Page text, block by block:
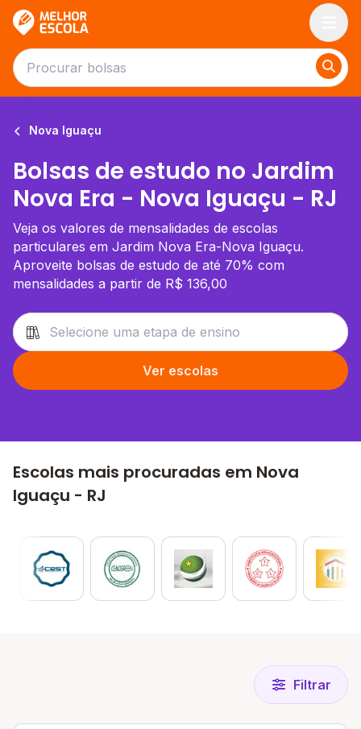
Nova Iguaçu
Bolsas de estudo no Jardim
Nova Era - Nova Iguaçu - RJ
Veja os valores de mensalidades de escolas
particulares em Jardim Nova Era-Nova Iguaçu.
Aproveite bolsas de estudo de até 70% com
mensalidades a partir de R$ 136,00
Ver escolas
Escolas mais procuradas em Nova
Iguaçu - RJ
Filtrar